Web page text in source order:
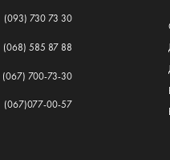
(093) 730 73 30
(068) 585 87 88
(067) 700-73-30
(067)077-00-57